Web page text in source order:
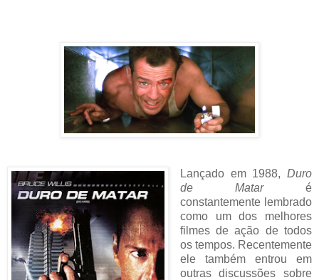
Lançado em 1988, Duro
de Matar é
constantemente lembrado
como um dos melhores
filmes de ação de todos
os tempos. Recentemente
ele também entrou em
outras discussões sobre